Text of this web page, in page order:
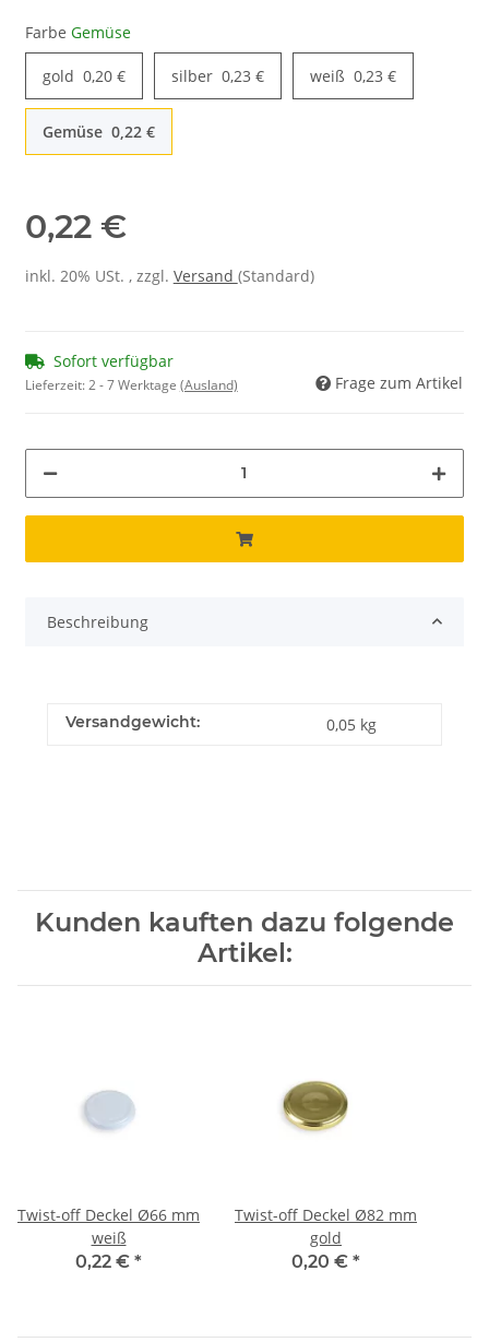
Farbe Gemüse
gold 0,20 € silber 0,23 € weiß 0,23 €
Gemüse 0,22 €
0,22 €
inkl. 20% USt. , zzgl. Versand (Standard)
Sofort verfügbar
Lieferzeit:2 - 7 Werktage (Ausland) Frage zum Artikel
Beschreibung
Versandgewicht: 0,05 kg
Kunden kauften dazu folgende
Artikel:
Twist-off Deckel Ø66 mm
weiß
0,22 € *
Twist-off Deckel Ø82 mm
gold
0,20 € *